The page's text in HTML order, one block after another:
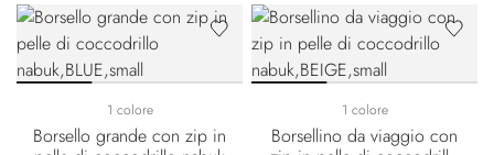
1 colore
Borsello grande con zip in
1 colore
Borsellino da viaggio con